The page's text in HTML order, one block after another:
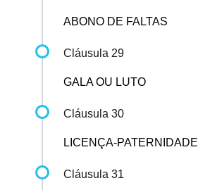
ABONO DE FALTAS
Cláusula 29
GALA OU LUTO
Cláusula 30
LICENÇA-PATERNIDADE
Cláusula 31